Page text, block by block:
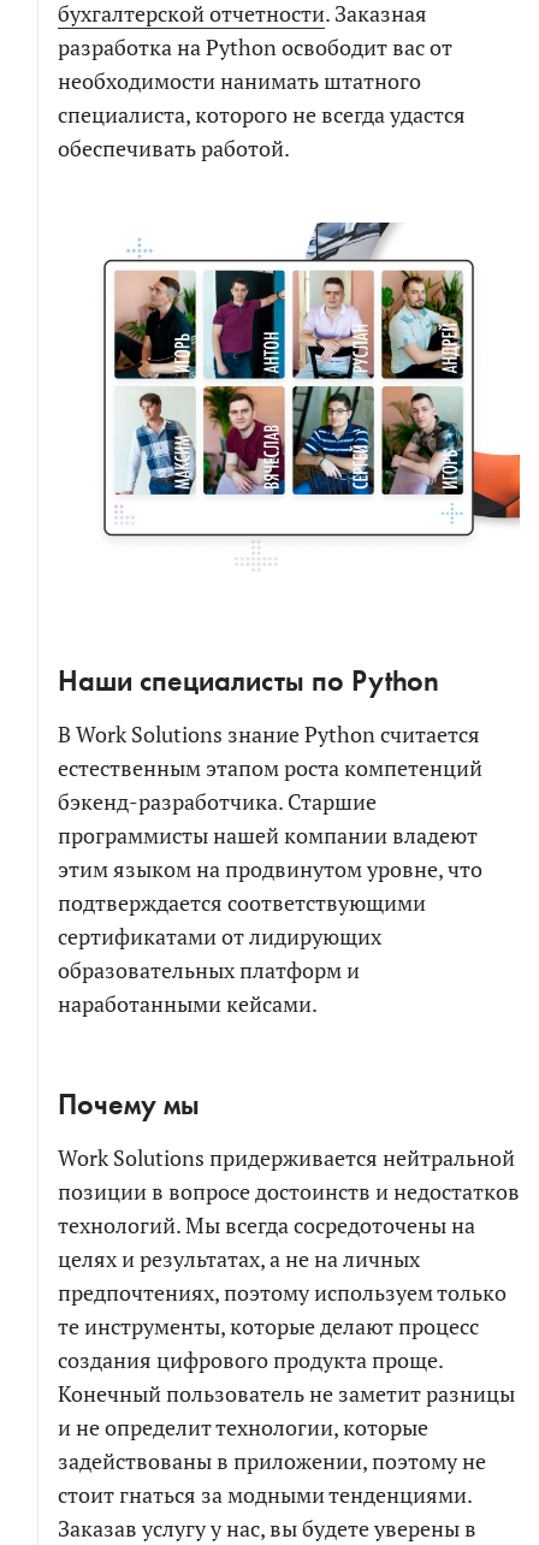
бухгалтерской отчетности. Заказная
разработка на Python освободит вас от
необходимости нанимать штатного
специалиста, которого не всегда удастся
обеспечивать работой.
Наши специалисты по Python
В Work Solutions знание Python считается
естественным этапом роста компетенций
бэкенд-разработчика. Старшие
программисты нашей компании владеют
этим языком на продвинутом уровне, что
подтверждается соответствующими
сертификатами от лидирующих
образовательных платформ и
наработанными кейсами.
Почему мы
Work Solutions придерживается нейтральной
позиции в вопросе достоинств и недостатков
технологий. Мы всегда сосредоточены на
целях и результатах, а не на личных
предпочтениях, поэтому используем только
те инструменты, которые делают процесс
создания цифрового продукта проще.
Конечный пользователь не заметит разницы
и не определит технологии, которые
задействованы в приложении, поэтому не
стоит гнаться за модными тенденциями.
Заказав услугу у нас, вы будете уверены в